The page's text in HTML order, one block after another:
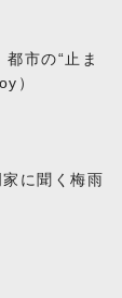
市の“止ま
）
に聞く梅雨